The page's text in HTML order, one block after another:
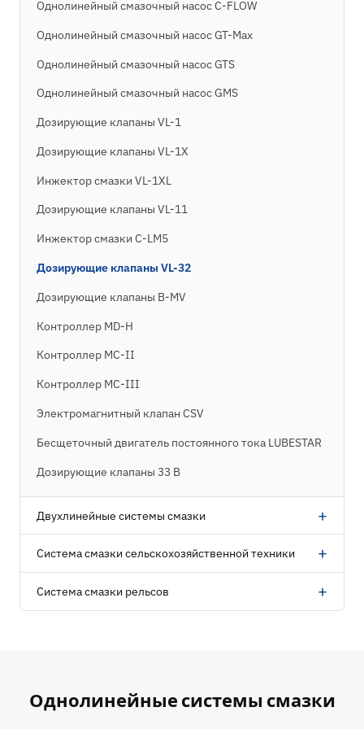
Однолинейный смазочный насос C-FLOW
Однолинейный смазочный насос GT-Max
Однолинейный смазочный насос GTS
Однолинейный смазочный насос GMS
Дозирующие клапаны VL-1
Дозирующие клапаны VL-1X
Инжектор смазки VL-1XL
Дозирующие клапаны VL-11
Инжектор смазки C-LM5
Дозирующие клапаны VL-32
Дозирующие клапаны B-MV
Контроллер MD-H
Контроллер MC-II
Контроллер MC-III
Электромагнитный клапан CSV
Бесщеточный двигатель постоянного тока LUBESTAR
Дозирующие клапаны 33 В
Двухлинейные системы смазки +
Система смазки сельскохозяйственной техники +
Система смазки рельсов +
Однолинейные системы смазки